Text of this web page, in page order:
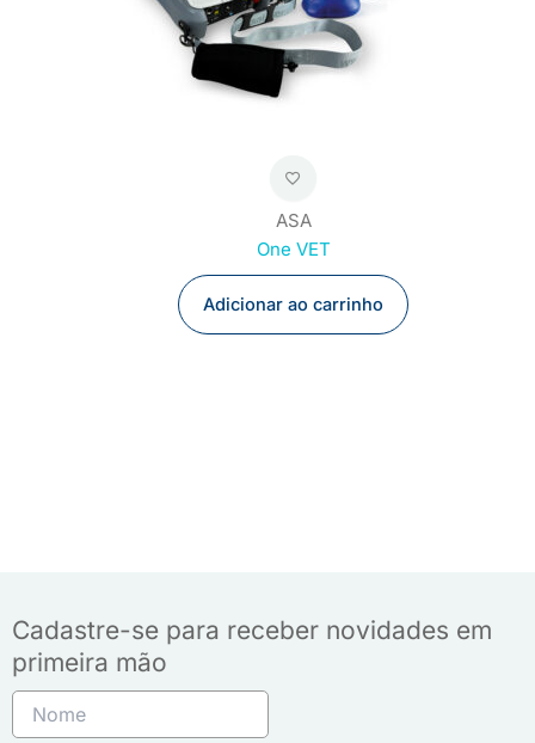
ASA
One VET
Adicionar ao carrinho
Cadastre-se para receber novidades em
primeira mão